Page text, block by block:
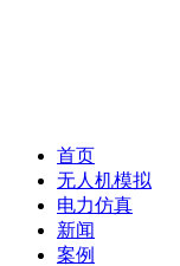
首页
无人机模拟
电力仿真
新闻
案例